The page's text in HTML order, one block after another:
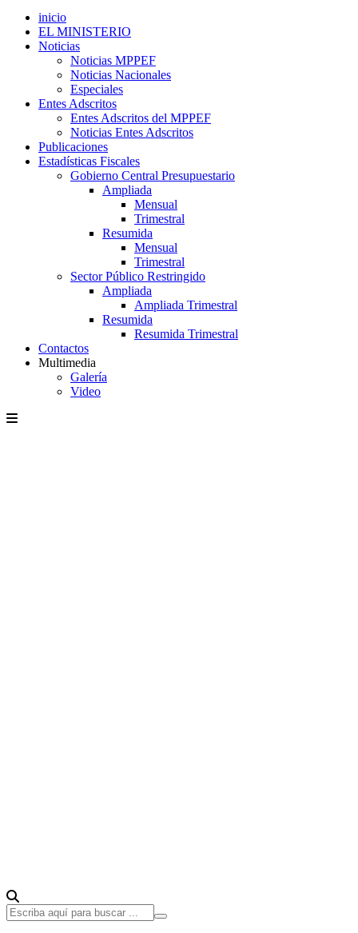
inicio
EL MINISTERIO
Noticias
Noticias MPPEF
Noticias Nacionales
Especiales
Entes Adscritos
Entes Adscritos del MPPEF
Noticias Entes Adscritos
Publicaciones
Estadísticas Fiscales
Gobierno Central Presupuestario
Ampliada
Mensual
Trimestral
Resumida
Mensual
Trimestral
Sector Público Restringido
Ampliada
Ampliada Trimestral
Resumida
Resumida Trimestral
Contactos
Multimedia
Galería
Video